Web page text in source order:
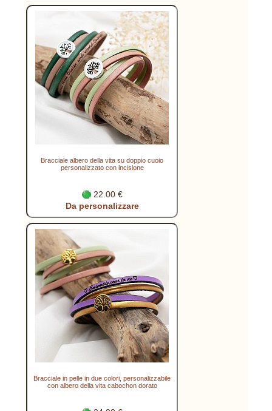
Bracciale albero della vita su doppio cuoio
personalizzato con incisione
22.00 €
Da personalizzare
Bracciale in pelle in due colori, personalizzabile
con albero della vita cabochon dorato